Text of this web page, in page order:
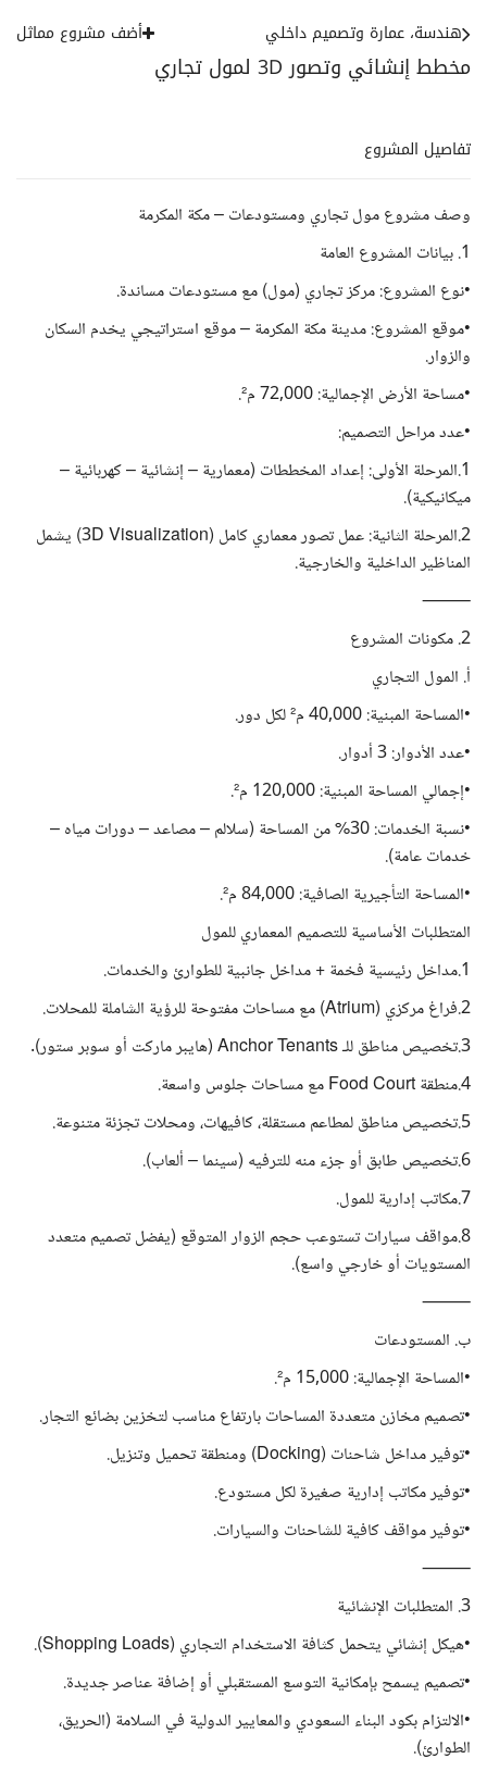
مخطط إنشائي وتصور 3D لمول تجاري
هندسة، عمارة وتصميم داخلي أضف مشروع مماثل
تفاصيل المشروع
وصف مشروع مول تجاري ومستودعات – مكة المكرمة
1. بيانات المشروع العامة
•نوع المشروع: مركز تجاري (مول) مع مستودعات مساندة.
•موقع المشروع: مدينة مكة المكرمة – موقع استراتيجي يخدم السكان
والزوار.
•مساحة الأرض الإجمالية: 72,000 م².
•عدد مراحل التصميم:
1.المرحلة الأولى: إعداد المخططات (معمارية – إنشائية – كهربائية –
ميكانيكية).
2.المرحلة الثانية: عمل تصور معماري كامل (3D Visualization) يشمل
المناظير الداخلية والخارجية.
⸻
2. مكونات المشروع
أ. المول التجاري
•المساحة المبنية: 40,000 م² لكل دور.
•عدد الأدوار: 3 أدوار.
•إجمالي المساحة المبنية: 120,000 م².
•نسبة الخدمات: 30% من المساحة (سلالم – مصاعد – دورات مياه –
خدمات عامة).
•المساحة التأجيرية الصافية: 84,000 م².
المتطلبات الأساسية للتصميم المعماري للمول
1.مداخل رئيسية فخمة + مداخل جانبية للطوارئ والخدمات.
2.فراغ مركزي (Atrium) مع مساحات مفتوحة للرؤية الشاملة للمحلات.
3.تخصيص مناطق للـ Anchor Tenants (هايبر ماركت أو سوبر ستور).
4.منطقة Food Court مع مساحات جلوس واسعة.
5.تخصيص مناطق لمطاعم مستقلة، كافيهات، ومحلات تجزئة متنوعة.
6.تخصيص طابق أو جزء منه للترفيه (سينما – ألعاب).
7.مكاتب إدارية للمول.
8.مواقف سيارات تستوعب حجم الزوار المتوقع (يفضل تصميم متعدد
المستويات أو خارجي واسع).
⸻
ب. المستودعات
•المساحة الإجمالية: 15,000 م².
•تصميم مخازن متعددة المساحات بارتفاع مناسب لتخزين بضائع التجار.
•توفير مداخل شاحنات (Docking) ومنطقة تحميل وتنزيل.
•توفير مكاتب إدارية صغيرة لكل مستودع.
•توفير مواقف كافية للشاحنات والسيارات.
⸻
3. المتطلبات الإنشائية
•هيكل إنشائي يتحمل كثافة الاستخدام التجاري (Shopping Loads).
•تصميم يسمح بإمكانية التوسع المستقبلي أو إضافة عناصر جديدة.
•الالتزام بكود البناء السعودي والمعايير الدولية في السلامة (الحريق،
الطوارئ).